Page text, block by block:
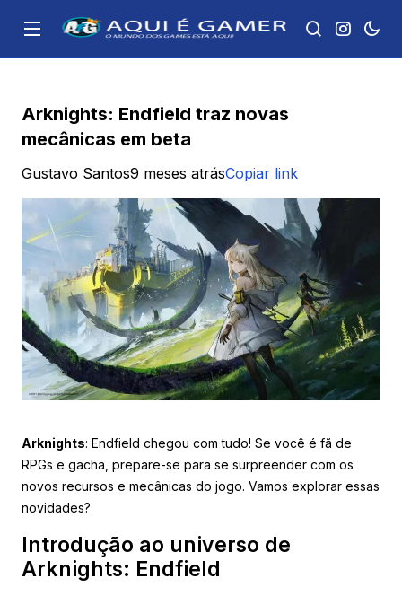
Arknights: Endfield traz novas
mecânicas em beta
Gustavo Santos9 meses atrásCopiar link
Arknights: Endfield chegou com tudo! Se você é fã de
RPGs e gacha, prepare-se para se surpreender com os
novos recursos e mecânicas do jogo. Vamos explorar essas
novidades?
Introdução ao universo de
Arknights: Endfield